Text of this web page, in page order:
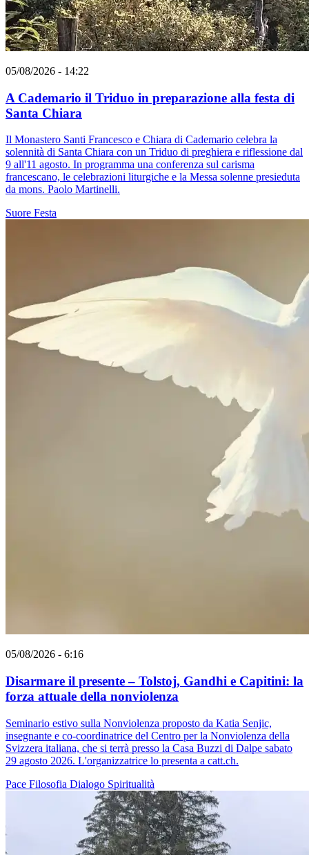
05/08/2026 - 14:22
A Cademario il Triduo in preparazione alla festa di
Santa Chiara
Il Monastero Santi Francesco e Chiara di Cademario celebra la
solennità di Santa Chiara con un Triduo di preghiera e riflessione dal
9 all'11 agosto. In programma una conferenza sul carisma
francescano, le celebrazioni liturgiche e la Messa solenne presieduta
da mons. Paolo Martinelli.
Suore Festa
05/08/2026 - 6:16
Disarmare il presente – Tolstoj, Gandhi e Capitini: la
forza attuale della nonviolenza
Seminario estivo sulla Nonviolenza proposto da Katia Senjic,
insegnante e co-coordinatrice del Centro per la Nonviolenza della
Svizzera italiana, che si terrà presso la Casa Buzzi di Dalpe sabato
29 agosto 2026. L'organizzatrice lo presenta a catt.ch.
Pace Filosofia Dialogo Spiritualità